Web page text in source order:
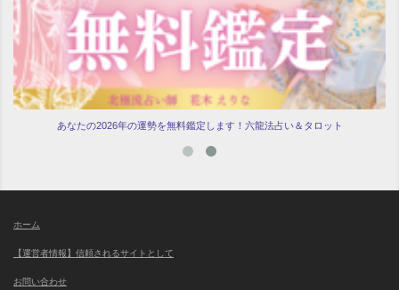
あなたの2026年の運勢を無料鑑定します！六龍法占い＆タロット
ホーム
【運営者情報】信頼されるサイトとして
お問い合わせ